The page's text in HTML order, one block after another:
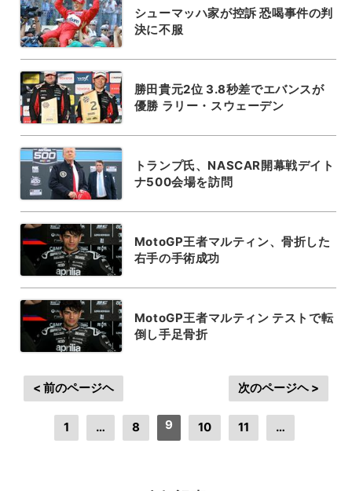
シューマッハ家が控訴 恐喝事件の判
決に不服
勝田貴元2位 3.8秒差でエバンスが
優勝 ラリー・スウェーデン
トランプ氏、NASCAR開幕戦デイト
ナ500会場を訪問
MotoGP王者マルティン、骨折した
右手の手術成功
MotoGP王者マルティン テストで転
倒し手足骨折
< 前のページヘ
1 … 8 9 10 11 …
次のページヘ >